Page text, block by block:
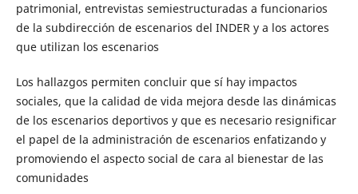
patrimonial, entrevistas semiestructuradas a funcionarios
de la subdirección de escenarios del INDER y a los actores
que utilizan los escenarios
Los hallazgos permiten concluir que sí hay impactos
sociales, que la calidad de vida mejora desde las dinámicas
de los escenarios deportivos y que es necesario resignificar
el papel de la administración de escenarios enfatizando y
promoviendo el aspecto social de cara al bienestar de las
comunidades